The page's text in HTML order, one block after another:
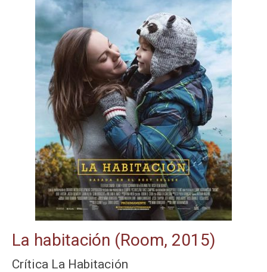
La habitación (Room, 2015)
Crítica La Habitación